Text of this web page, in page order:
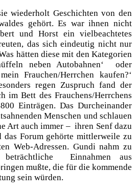
wiederholt Geschichten von den
gehört. Es war ihnen nicht
und Horst ein vielbeachtetes
das sich eindeutig nicht nur
hätten diese mit den Kategorien
neben Autobahnen‘ oder
Frauchen/Herrchen kaufen?‘
regen Zuspruch fand der
im Bett des Frauchens/Herrchens
Einträgen. Das Durcheinander
Menschen und schlauen
Art auch immer – ihren Senf dazu
Forum gehörte mittlerweile zu
Web-Adressen. Gundi nahm zu
Einnahmen aus
mußte, die für die kommende
sein würden.